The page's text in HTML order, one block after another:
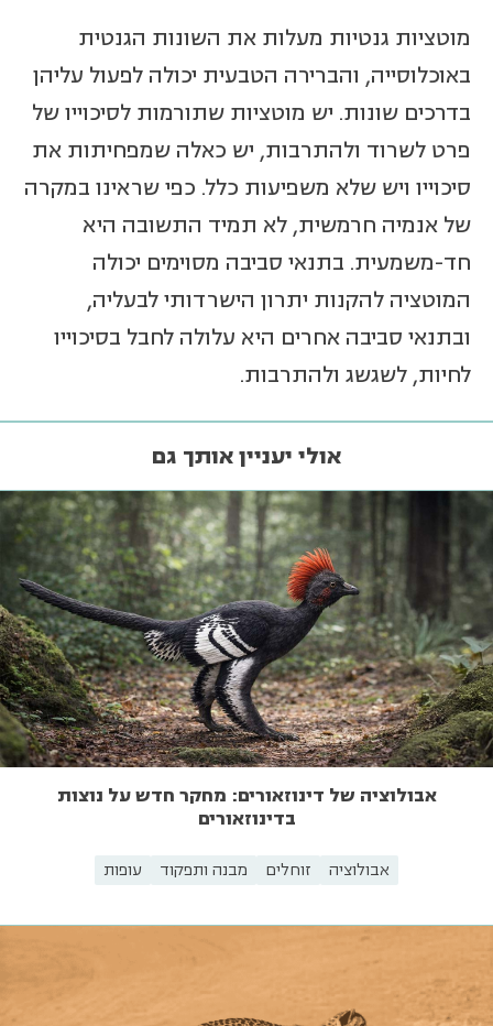
מוטציות גנטיות מעלות את השונות הגנטית
באוכלוסייה, והברירה הטבעית יכולה לפעול עליהן
בדרכים שונות. יש מוטציות שתורמות לסיכוייו של
פרט לשרוד ולהתרבות, יש כאלה שמפחיתות את
סיכוייו ויש שלא משפיעות כלל. כפי שראינו במקרה
של אנמיה חרמשית, לא תמיד התשובה היא
חד-משמעית. בתנאי סביבה מסוימים יכולה
המוטציה להקנות יתרון הישרדותי לבעליה,
ובתנאי סביבה אחרים היא עלולה לחבל בסיכוייו
לחיות, לשגשג ולהתרבות.
אולי יעניין אותך גם
אבולוציה של דינוזאורים: מחקר חדש על נוצות
בדינוזאורים
אבולוציה זוחלים מבנה ותפקוד עופות